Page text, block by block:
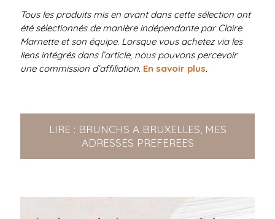
Tous les produits mis en avant dans cette sélection ont
été sélectionnés de manière indépendante par Claire
Marnette et son équipe. Lorsque vous achetez via les
liens intégrés dans l’article, nous pouvons percevoir
une commission d’affiliation. En savoir plus.
LIRE : BRUNCHS A BRUXELLES, MES
ADRESSES PREFEREES